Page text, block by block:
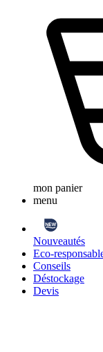
mon panier
menu
Nouveautés
Eco-
Conseils
Déstockage
Devis